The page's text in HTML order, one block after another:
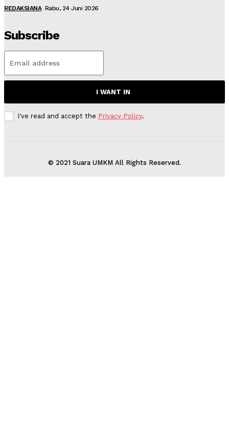
REDAKSIANA Rabu, 24 Juni 2026
Subscribe
I WANT IN
I've read and accept the Privacy Policy.
© 2021 Suara UMKM All Rights Reserved.